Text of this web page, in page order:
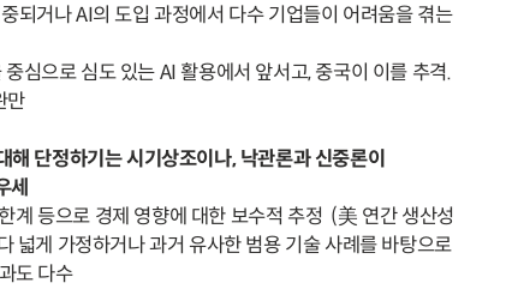
되거나 AI의 도입 과정에서 다수 기업들이 어려움을 겪는
심으로 심도 있는 AI 활용에서 앞서고, 중국이 이를 추격.
만
단정하기는 시기상조이나, 낙관론과 신중론이
세
계 등으로 경제 영향에 대한 보수적 추정 (美 연간 생산성
넓게 가정하거나 과거 유사한 범용 기술 사례를 바탕으로
도 다수